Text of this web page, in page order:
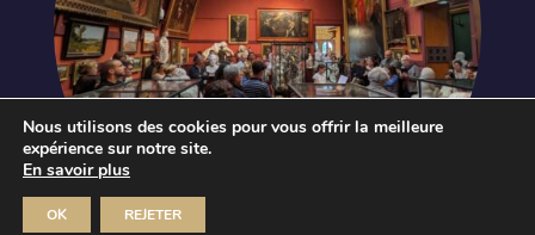
Concert de l’école de musique
de Baugeois-Vallée
Nous utilisons des cookies pour vous offrir la meilleure
expérience sur notre site.
En savoir plus
OK REJETER